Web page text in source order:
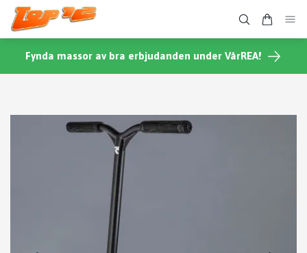
Fynda massor av bra erbjudanden under VårREA!